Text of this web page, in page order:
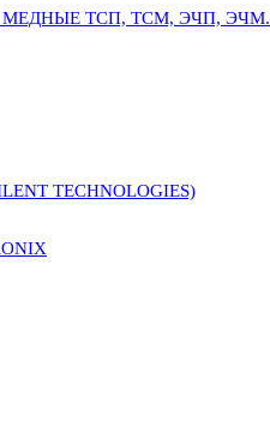
ТСП, ТСМ, ЭЧП, ЭЧМ.
TECHNOLOGIES)